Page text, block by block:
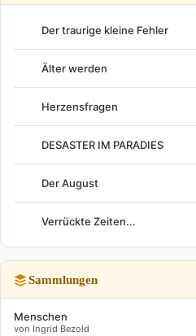
Der traurige kleine Fehler
Älter werden
Herzensfragen
DESASTER IM PARADIES
Der August
Verrückte Zeiten...
Sammlungen
Menschen
von Ingrid Bezold